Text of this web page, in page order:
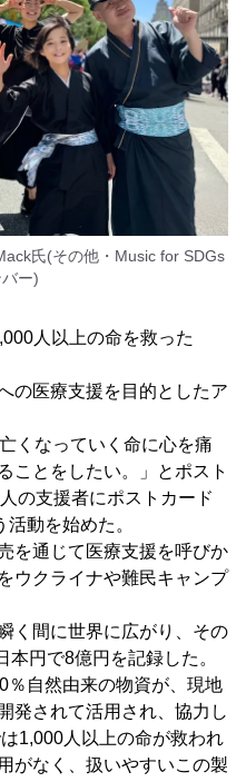
氏(その他・Music for SDGs
ー)
人以上の命を救った
の医療支援を目的としたア
くなっていく命に心を痛
ことをしたい。」とポスト
の支援者にポストカード
動を始めた。
を通じて医療支援を呼びか
ウクライナや難民キャンプ
く間に世界に広がり、その
円で8億円を記録した。
％自然由来の物資が、現地
発されて活用され、協力し
1,000人以上の命が救われ
がなく、扱いやすいこの製